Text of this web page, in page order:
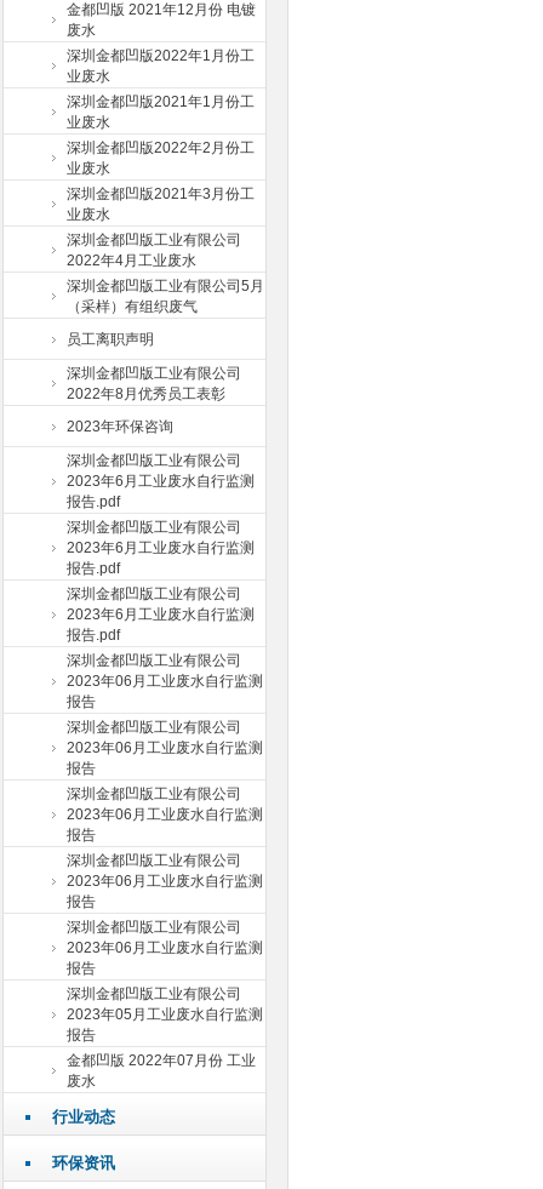
金都凹版 2021年12月份 电镀
废水
深圳金都凹版2022年1月份工
业废水
深圳金都凹版2021年1月份工
业废水
深圳金都凹版2022年2月份工
业废水
深圳金都凹版2021年3月份工
业废水
深圳金都凹版工业有限公司
2022年4月工业废水
深圳金都凹版工业有限公司5月
（采样）有组织废气
员工离职声明
深圳金都凹版工业有限公司
2022年8月优秀员工表彰
2023年环保咨询
深圳金都凹版工业有限公司
2023年6月工业废水自行监测
报告.pdf
深圳金都凹版工业有限公司
2023年6月工业废水自行监测
报告.pdf
深圳金都凹版工业有限公司
2023年6月工业废水自行监测
报告.pdf
深圳金都凹版工业有限公司
2023年06月工业废水自行监测
报告
深圳金都凹版工业有限公司
2023年06月工业废水自行监测
报告
深圳金都凹版工业有限公司
2023年06月工业废水自行监测
报告
深圳金都凹版工业有限公司
2023年06月工业废水自行监测
报告
深圳金都凹版工业有限公司
2023年06月工业废水自行监测
报告
深圳金都凹版工业有限公司
2023年05月工业废水自行监测
报告
金都凹版 2022年07月份 工业
废水
行业动态
环保资讯